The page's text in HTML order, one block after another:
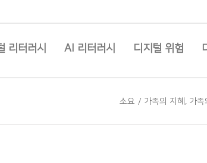
리터러시 AI 리터러시 디지털 위험
소요 / 가족의 지혜 , 가족